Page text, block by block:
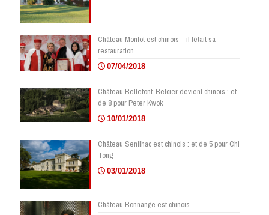
Château Monlot est chinois – il fêtait sa
restauration
07/04/2018
Château Bellefont-Belcier devient chinois : et
de 8 pour Peter Kwok
10/01/2018
Château Senilhac est chinois : et de 5 pour Chi
Tong
03/01/2018
Château Bonnange est chinois